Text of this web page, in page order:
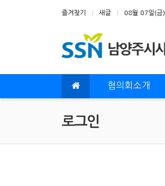
즐겨찾기 새글 08월 07일(금)
협의회소개
로그인